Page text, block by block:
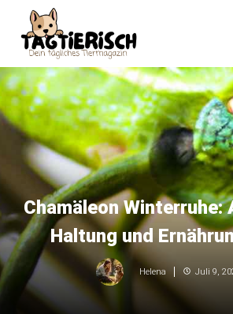
Inhalt
springen
Chamäleon Winterruhe:
Haltung und
Helena Juli 9,